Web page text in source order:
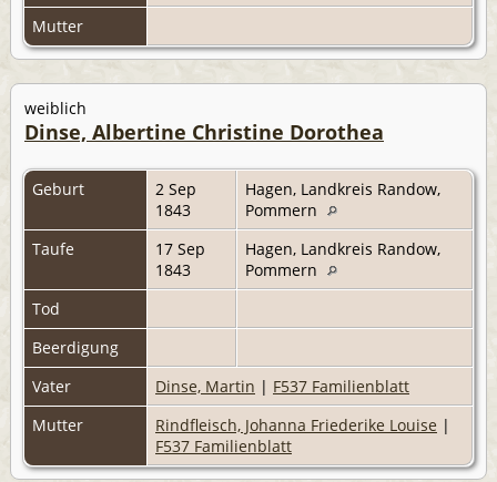
Mutter
weiblich
Dinse, Albertine Christine Dorothea
Geburt
2 Sep
1843
Hagen, Landkreis Randow,
Pommern
Taufe
17 Sep
1843
Hagen, Landkreis Randow,
Pommern
Tod
Beerdigung
Vater
Dinse, Martin | F537 Familienblatt
Mutter
Rindfleisch, Johanna Friederike Louise |
F537 Familienblatt